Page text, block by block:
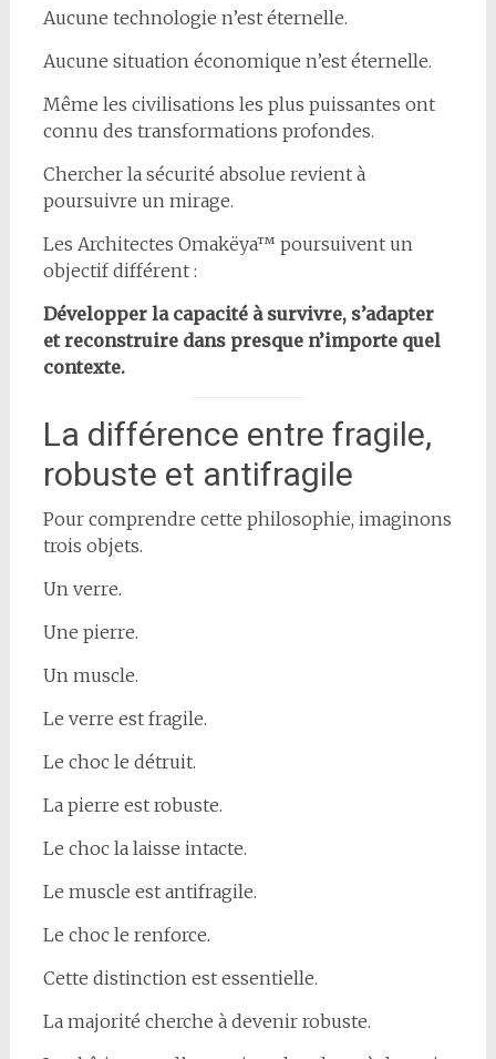
Aucune technologie n’est éternelle.
Aucune situation économique n’est éternelle.
Même les civilisations les plus puissantes ont
connu des transformations profondes.
Chercher la sécurité absolue revient à
poursuivre un mirage.
Les Architectes Omakëya™ poursuivent un
objectif différent :
Développer la capacité à survivre, s’adapter
et reconstruire dans presque n’importe quel
contexte.
La différence entre fragile,
robuste et antifragile
Pour comprendre cette philosophie, imaginons
trois objets.
Un verre.
Une pierre.
Un muscle.
Le verre est fragile.
Le choc le détruit.
La pierre est robuste.
Le choc la laisse intacte.
Le muscle est antifragile.
Le choc le renforce.
Cette distinction est essentielle.
La majorité cherche à devenir robuste.